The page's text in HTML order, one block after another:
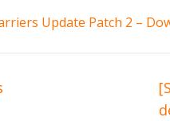
Update Patch 2 –